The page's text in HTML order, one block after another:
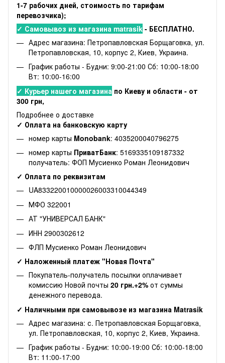
1-7 рабочих дней, стоимость по тарифам
перевозчика);
✓ Самовывоз из магазина matrasik - БЕСПЛАТНО.
Адрес магазина: Петропавловская Борщаговка, ул.
Петропавловская, 10, корпус 2, Киев, Украина.
График работы - Будни: 9:00-21:00 Сб: 10:00-18:00
Вт: 10:00-16:00
✓ Курьер нашего магазина по Киеву и области - от
300 грн,
Подробнее о доставке
✓ Оплата на банковскую карту
номер карты Monobank: 4035200040796275
номер карты ПриватБанк: 5169335109187332
получатель: ФОП Мусиенко Роман Леонидович
✓ Оплата по реквизитам
UA833220010000026003310044349
МФО 322001
АТ "УНИВЕРСАЛ БАНК"
ИНН 2900302612
ФЛП Мусиенко Роман Леонидович
✓ Наложенный платеж "Новая Почта"
Покупатель-получатель посылки оплачивает
комиссию Новой почты 20 грн.+2% от суммы
денежного перевода.
✓ Наличными при самовывозе из магазина Matrasik
Адрес магазина: с. Петропавловская Борщаговка,
ул. Петропавловская, 10, корпус 2, Киев, Украина.
График работы - Будни: 10:00-19:00 Сб: 10:00-18:00
Вт: 11:00-17:00